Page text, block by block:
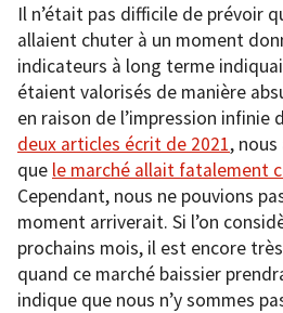
Il n’était pas difficile de prévoir
allaient chuter à un moment
indicateurs à long terme
étaient valorisés de manière
en raison de l’impression infinie
deux articles écrit de 2021,
que le marché allait fatalement
Cependant, nous ne pouvions
moment arriverait. Si l’on
prochains mois, il est encore
quand ce marché baissier
indique que nous n’y sommes